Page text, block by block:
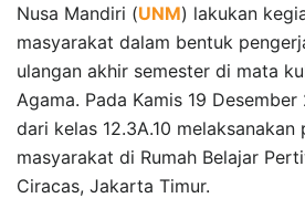
Nusa Mandiri (UNM) lakukan
masyarakat dalam bentuk
ulangan akhir semester di mata
Agama. Pada Kamis 19
dari kelas 12.3A.10 melaksanakan
masyarakat di Rumah Belajar
Ciracas, Jakarta Timur.